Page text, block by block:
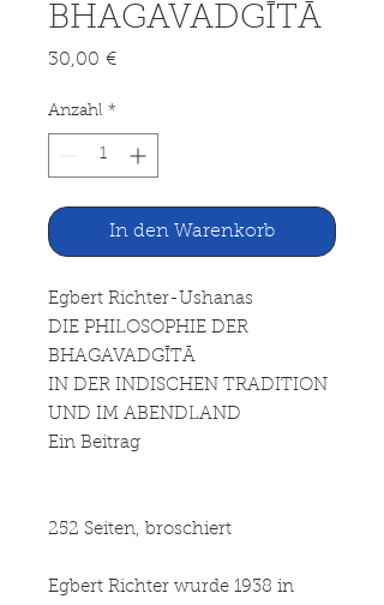
BHAGAVADGĪTĀ
30,00 €Preis
Anzahl *
In den Warenkorb
Egbert Richter-Ushanas
DIE PHILOSOPHIE DER
BHAGAVADGĪTĀ
IN DER INDISCHEN TRADITION
UND IM ABENDLAND
Ein Beitrag
252 Seiten, broschiert
Egbert Richter wurde 1938 in